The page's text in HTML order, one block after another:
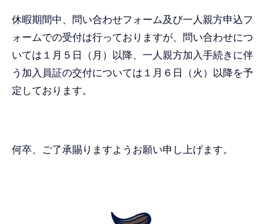
休暇期間中、問い合わせフォーム及び一人親方申込フ
ォームでの受付は行っておりますが、問い合わせにつ
いては１月５日（月）以降、一人親方加入手続きに伴
う加入員証の交付については１月６日（火）以降を予
定しております。
何卒、ご了承賜りますようお願い申し上げます。